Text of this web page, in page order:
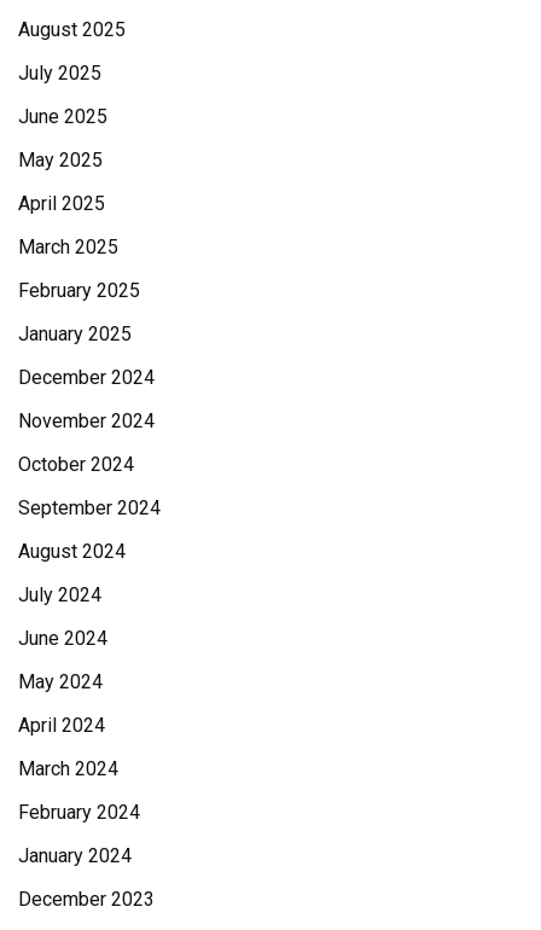
August 2025
July 2025
June 2025
May 2025
April 2025
March 2025
February 2025
January 2025
December 2024
November 2024
October 2024
September 2024
August 2024
July 2024
June 2024
May 2024
April 2024
March 2024
February 2024
January 2024
December 2023